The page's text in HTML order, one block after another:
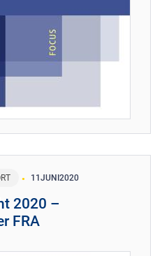
11 JUNI 2020
2020 –
FRA